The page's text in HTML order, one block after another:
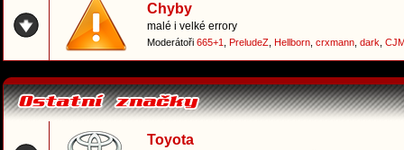
Chyby
malé i velké errory
Moderátoři 665+1 PreludeZ Hellborn crxmann dark
Toyota